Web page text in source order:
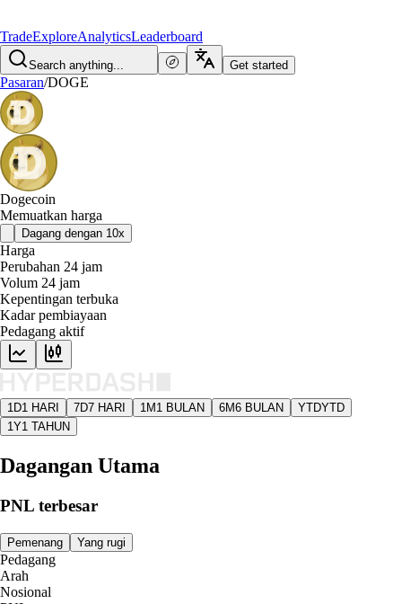
TradeExploreAnalyticsLeaderboard
Search anything... Get started
Pasaran/DOGE
Dogecoin
Memuatkan harga
Dagang dengan 10x
Harga
Perubahan 24 jam
Volum 24 jam
Kepentingan terbuka
Kadar pembiayaan
Pedagang aktif
1D1 HARI 7D7 HARI 1M 1 BULAN 6M6 BULAN YTDYTD
1Y1 TAHUN
Dagangan Utama
PNL terbesar
Pemenang Yang rugi
Pedagang
Arah
Nosional